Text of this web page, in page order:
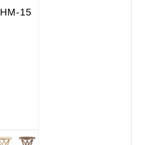
HM-15